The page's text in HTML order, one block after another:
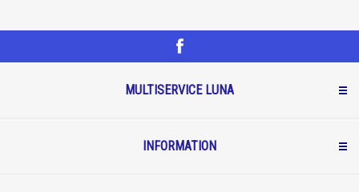
MULTISERVICE LUNA
INFORMATION